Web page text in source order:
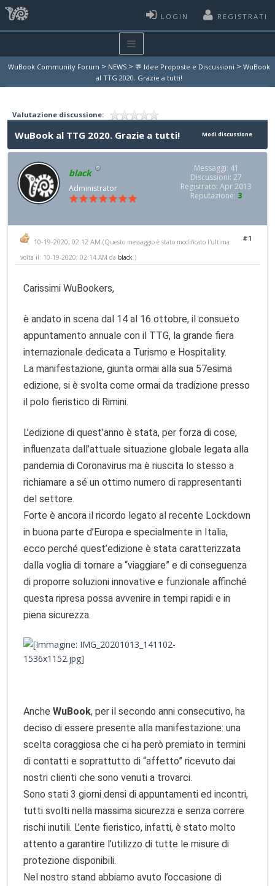
LOGIN REGISTRATI
WuBook Community Forum > NEWS > 💬 Idee Proposte e Discussioni > WuBook
al TTG 2020. Grazie a tutti!
Valutazione discussione:
Modi discussione
WuBook al TTG 2020. Grazie a tutti!
black
Administrator
Messaggi: 41
Discussioni: 27
Registrato: Apr 2013
Reputazione: 3
#1
10-19-2020, 02:12 AM (Questo messaggio è stato modificato l'ultima
volta il: 10-19-2020, 02:14 AM da black .)
Carissimi WuBookers,
è andato in scena dal 14 al 16 ottobre, il consueto
appuntamento annuale con il TTG, la grande fiera
internazionale dedicata a Turismo e Hospitality.
La manifestazione, giunta ormai alla sua 57esima
edizione, si è svolta come ormai da tradizione presso
il polo fieristico di Rimini.
L’edizione di quest’anno è stata, per forza di cose,
influenzata dall’attuale situazione globale legata alla
pandemia di Coronavirus ma è riuscita lo stesso a
richiamare a sé un ottimo numero di rappresentanti
del settore.
Forte è ancora il ricordo legato al recente Lockdown
in buona parte d’Europa e specialmente in Italia,
ecco perché quest’edizione è stata caratterizzata
dalla voglia di tornare a “viaggiare” e di conseguenza
di proporre soluzioni innovative e funzionale affinché
questa ripresa possa avvenire in tempi rapidi e in
piena sicurezza.
Anche WuBook, per il secondo anni consecutivo, ha
deciso di essere presente alla manifestazione: una
scelta coraggiosa che ci ha però premiato in termini
di contatti e soprattutto di “affetto” ricevuto dai
nostri clienti che sono venuti a trovarci.
Sono stati 3 giorni densi di appuntamenti ed incontri,
tutti svolti nella massima sicurezza e senza correre
rischi inutili. L’ente fieristico, infatti, è stato molto
attento a garantire l’utilizzo di tutte le misure di
protezione disponibili.
Nel nostro stand abbiamo avuto l’occasione di